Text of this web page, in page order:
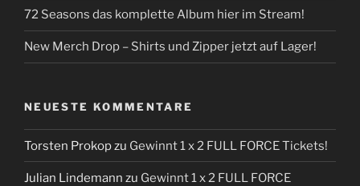
72 Seasons das komplette Album hier im Stream!
New Merch Drop – Shirts und Zipper jetzt auf Lager!
NEUESTE KOMMENTARE
Torsten Prokopzu Gewinnt 1 x 2 FULL FORCE Tickets!
Julian Lindemann zu Gewinnt 1 x 2 FULL FORCE